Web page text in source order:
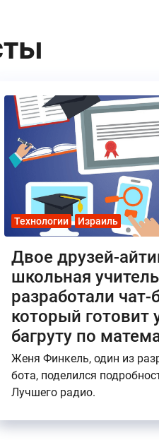
Технологии Израиль
Двое друзей-
школьная
разработали чат-
который готовит
багруту по
Женя Финкель, один из
бота, поделился
Лучшего радио.